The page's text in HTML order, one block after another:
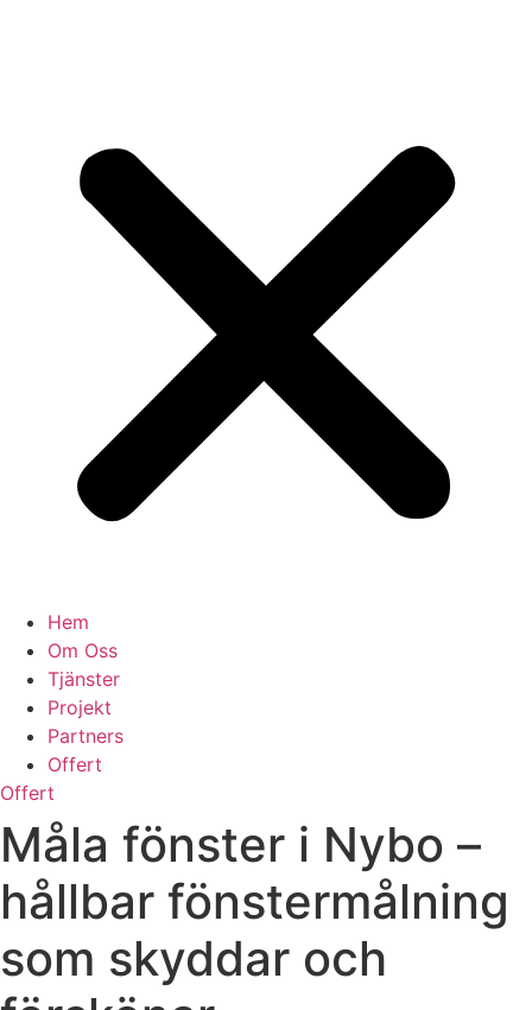
Hem
Om Oss
Tjänster
Projekt
Partners
Offert
Offert
Måla fönster i Nybo –
hållbar fönstermålning
som skyddar och